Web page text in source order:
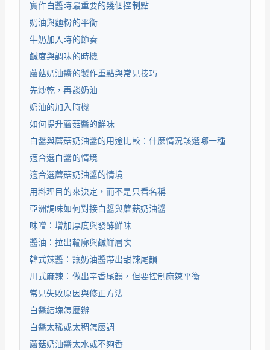
實作白醬時最重要的幾個控制點
奶油與麵粉的平衡
牛奶加入時的節奏
鹹度與調味的時機
蘑菇奶油醬的製作重點與常見技巧
先炒乾，再談奶油
奶油的加入時機
如何提升蘑菇醬的鮮味
白醬與蘑菇奶油醬的用途比較：什麼情況該選哪一種
適合選白醬的情境
適合選蘑菇奶油醬的情境
用料理目的來決定，而不是只看名稱
亞洲調味如何對接白醬與蘑菇奶油醬
味噌：增加厚度與發酵鮮味
醬油：拉出輪廓與鹹鮮層次
韓式辣醬：讓奶油醬帶出甜辣尾韻
川式麻辣：做出辛香尾韻，但要控制麻辣平衡
常見失敗原因與修正方法
白醬結塊怎麼辦
白醬太稀或太稠怎麼調
蘑菇奶油醬太水或不夠香